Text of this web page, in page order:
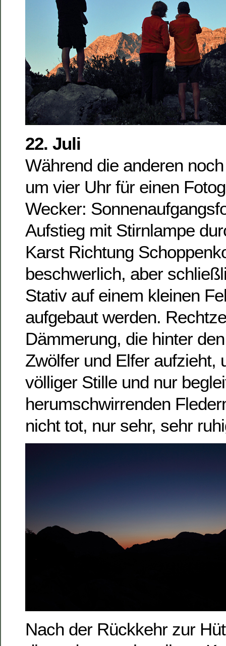
22. Juli
Während die anderen
um vier Uhr für einen
Wecker:
Aufstieg mit Stirnlampe
Karst Richtung
beschwerlich, aber
Stativ auf einem kleinen
aufgebaut werden.
Dämmerung, die hinter
Zwölfer und Elfer aufzieht,
völliger Stille und nur
herumschwirrenden
nicht tot, nur sehr, sehr
Nach der Rückkehr zur